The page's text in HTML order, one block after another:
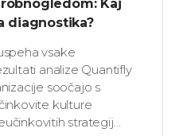
Kaj
diagnostika?
vsake
analize Quantifly
soočajo s
kulture
strategij